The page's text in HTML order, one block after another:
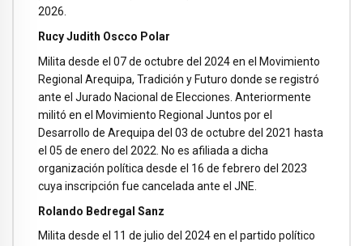
2026.
Rucy Judith Oscco Polar
Milita desde el 07 de octubre del 2024 en el Movimiento
Regional Arequipa, Tradición y Futuro donde se registró
ante el Jurado Nacional de Elecciones. Anteriormente
militó en el Movimiento Regional Juntos por el
Desarrollo de Arequipa del 03 de octubre del 2021 hasta
el 05 de enero del 2022. No es afiliada a dicha
organización política desde el 16 de febrero del 2023
cuya inscripción fue cancelada ante el JNE.
Rolando Bedregal Sanz
Milita desde el 11 de julio del 2024 en el partido político